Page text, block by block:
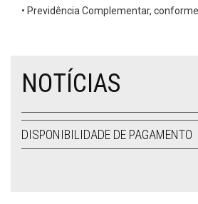
• Previdência Complementar,
NOTÍCIAS
DISPONIBILIDADE DE PAGAMENTO